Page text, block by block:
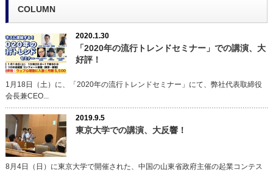
COLUMN
2020.1.30
「2020年の流行トレンドセミナー」での講演、大
好評！
1月18日（土）に、「2020年の流行トレンドセミナー」にて、弊社代表取締役
会長兼CEO...
2019.9.5
東京大学での講演、大反響！
8月4日（日）に東京大学で開催された、中国の山東省政府主催の起業コンテス